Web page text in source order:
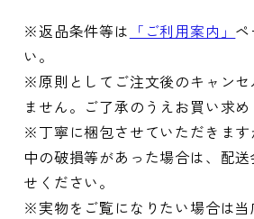
※返品条件等は 「ご利用案内」
い。
※原則としてご注文後のキャンセ
ません。ご了承のうえお買い求め
※丁寧に梱包させていただきま
中の破損等があった場合は、配
せください。
※実物をご覧になりたい場合は